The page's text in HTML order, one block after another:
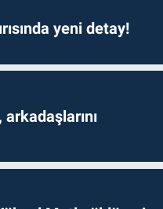
yeni detay!